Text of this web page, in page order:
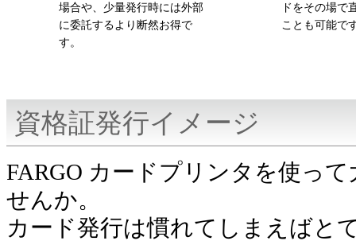
場合や、少量発行時には外部
に委託するより断然お得で
す。
ドをその場で
ことも可能で
資格証発行イメージ
FARGO カードプリンタを使っ
せんか。
カード発行は慣れてしまえばと